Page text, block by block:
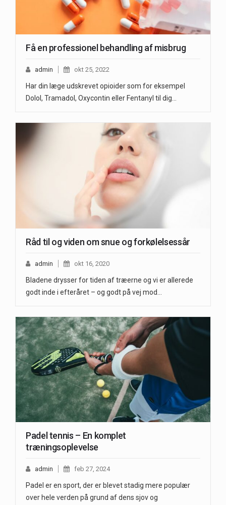
Få en professionel behandling af misbrug
admin okt 25, 2022
Har din læge udskrevet opioider som for eksempel
Dolol, Tramadol, Oxycontin eller Fentanyl til dig…
Råd til og viden om snue og forkølelsessår
admin okt 16, 2020
Bladene drysser for tiden af træerne og vi er allerede
godt inde i efteråret – og godt på vej mod…
Padel tennis – En komplet
træningsoplevelse
admin feb 27, 2024
Padel er en sport, der er blevet stadig mere populær
over hele verden på grund af dens sjov og